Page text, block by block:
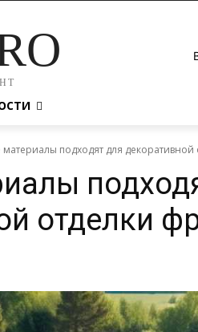
материалы подходят для
отделки